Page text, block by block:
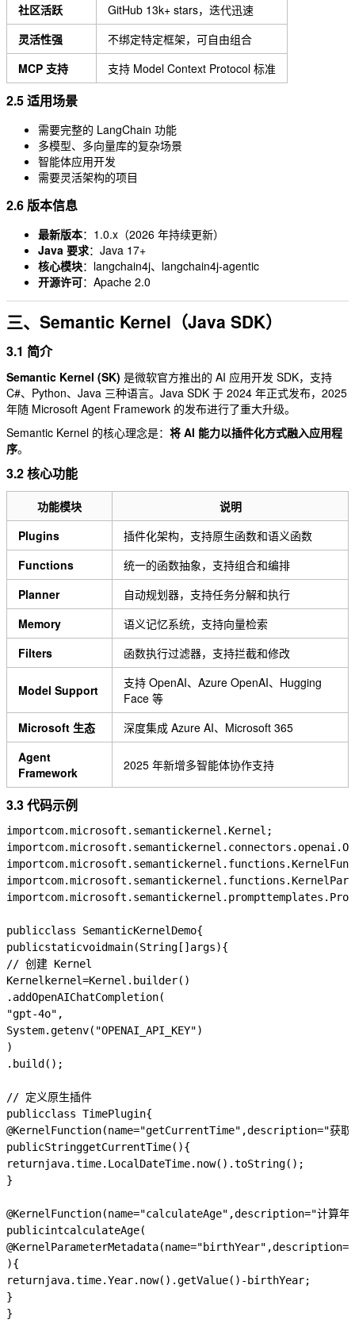
社区活跃
GitHub 13k+ stars，迭代迅速
灵活性强
不绑定特定框架，可自由组合
MCP 支持
支持 Model Context Protocol 标准
2.5 适用场景
需要完整的 LangChain 功能
多模型、多向量库的复杂场景
智能体应用开发
需要灵活架构的项目
2.6 版本信息
最新版本：1.0.x（2026 年持续更新）
Java 要求：Java 17+
核心模块：langchain4j、langchain4j-agentic
开源许可：Apache 2.0
三、Semantic Kernel（Java SDK）
3.1 简介
Semantic Kernel (SK) 是微软官方推出的 AI 应用开发 SDK，支持
C#、Python、Java 三种语言。Java SDK 于 2024 年正式发布，2025
年随 Microsoft Agent Framework 的发布进行了重大升级。
Semantic Kernel 的核心理念是： 将 AI 能力以插件化方式融入应用程
序。
3.2 核心功能
功能模块
说明
Plugins
插件化架构，支持原生函数和语义函数
Functions
统一的函数抽象，支持组合和编排
Planner
自动规划器，支持任务分解和执行
Memory
语义记忆系统，支持向量检索
Filters
函数执行过滤器，支持拦截和修改
Model Support
支持 OpenAI、Azure OpenAI、Hugging
Face 等
Microsoft 生态
深度集成 Azure AI、Microsoft 365
Agent
Framework
2025 年新增多智能体协作支持
3.3 代码示例
importcom.microsoft.semantickernel.Kernel ;
import
import
import
import
publicclass SemanticKernelDemo{
publicstaticvoidmain(String [] args){
// 创建 Kernel
Kernel kernel=Kernel . builder()
. addOpenAIChatCompletion(
"gpt-4o" ,
System.getenv( "OPENAI_API_KEY")
)
. build ();
// 定义原生插件
publicclass TimePlugin{
@KernelFunction(name="getCurrentTime" ,description="获取
publicStringgetCurrentTime(){
returnjava.time. LocalDateTime. now().toString();
}
@KernelFunction(name="calculateAge" ,description="计算年
publicintcalculateAge(
@KernelParameterMetadata(name="birthYear" ,description=
){
returnjava.time.Year. now().getValue() - birthYear;
}
}